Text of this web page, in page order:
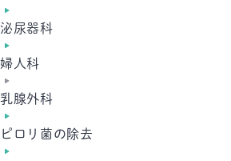
泌尿器科
婦人科
乳腺外科
ピロリ菌の除去